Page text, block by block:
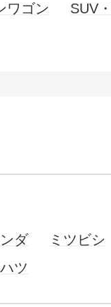
ワゴン
SUV
ダ
ミツビシ
ツ